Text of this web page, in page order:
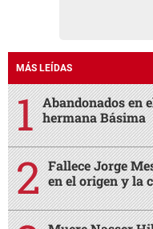
MÁS LEÍDAS
Abandonados en
hermana Básima
Fallece Jorge
en el origen y la